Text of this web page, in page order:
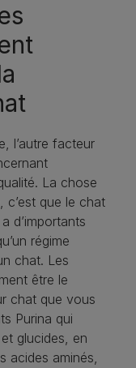
l’autre facteur
La chose
c’est que le chat
d’importants
régime
chat. Les
être le
chat que vous
Purina qui
glucides, en
acides aminés,